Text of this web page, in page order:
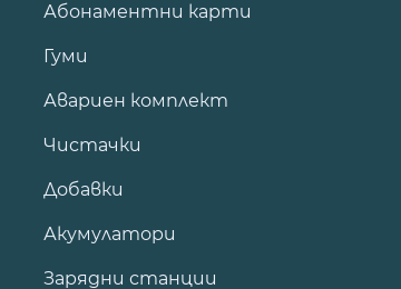
Абонаментни карти
Гуми
Авариен комплект
Чистачки
Добавки
Акумулатори
Зарядни станции